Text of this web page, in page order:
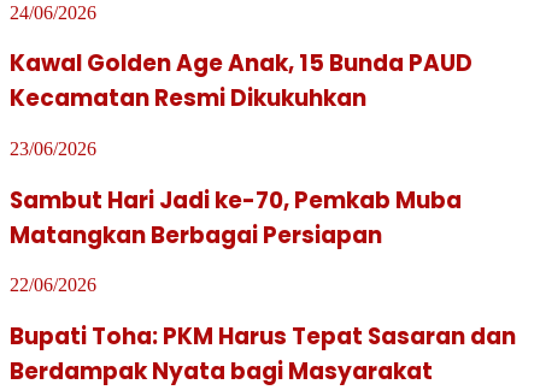
24/06/2026
Kawal Golden Age Anak, 15 Bunda PAUD
Kecamatan Resmi Dikukuhkan
23/06/2026
Sambut Hari Jadi ke-70, Pemkab Muba
Matangkan Berbagai Persiapan
22/06/2026
Bupati Toha: PKM Harus Tepat Sasaran dan
Berdampak Nyata bagi Masyarakat